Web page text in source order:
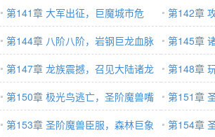
军团初建
决心与觐见
第141章 大军出征，巨魔城市危
第142章
了？
第144章 八阶八阶，岩钢巨龙血脉
半神阶
第145章
第147章 龙族震撼，召见大陆诸龙
裔
第148章
第150章 极光鸟逃亡，圣阶魔兽嘴
脸
第151章
第153章 圣阶魔兽臣服，森林巨象
第154章